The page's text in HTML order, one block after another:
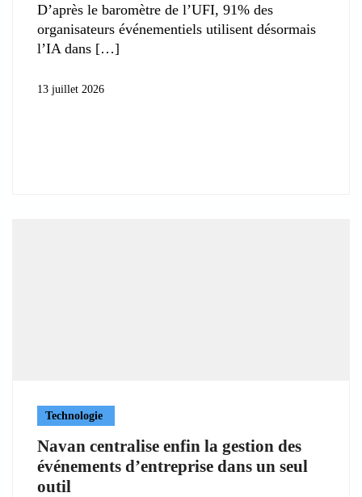
D’après le baromètre de l’UFI, 91% des
organisateurs événementiels utilisent désormais
l’IA dans
13 juillet 2026
Technologie
Navan centralise enfin la gestion des
événements d’entreprise dans un seul
outil